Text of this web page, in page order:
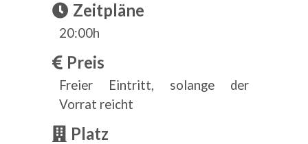
Zeitpläne
20:00h
Preis
Freier Eintritt, solange der
Vorrat reicht
Platz